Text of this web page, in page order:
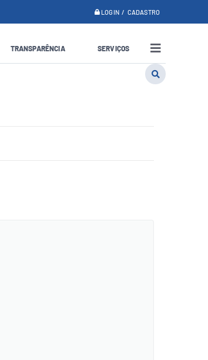
LOGIN / CADASTRO
TRANSPARÊNCIA SERVIÇOS